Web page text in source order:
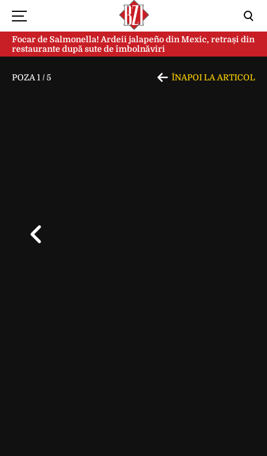
Focar de Salmonella! Ardeii jalapeño din Mexic, retrași din
restaurante după sute de îmbolnăviri
POZA 1 /5 ÎNAPOI LA ARTICOL